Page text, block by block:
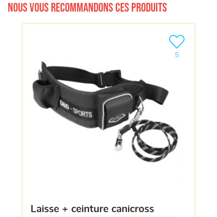
Nous vous recommandons ces produits
laisse + ceinture canicross
5
Ajouter le